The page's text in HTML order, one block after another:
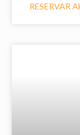
RESERVAR